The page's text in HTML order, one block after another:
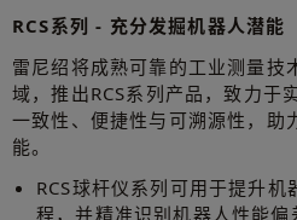
RCS系列 - 充分发掘机器人潜能
雷尼绍将成熟可靠的工业测量技
域，推出RCS系列产品，致力于
一致性、便捷性与可溯源性，助
能。
RCS球杆仪系列可用于提升
程，并精准识别机器人性能